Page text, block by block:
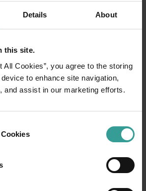
Details About
this site.
All Cookies”, you agree to the storing
to enhance site navigation,
and assist in our marketing efforts.
01/03
？请看看这些来自西澳大利亚州
趣的故事，它们都是由像你一